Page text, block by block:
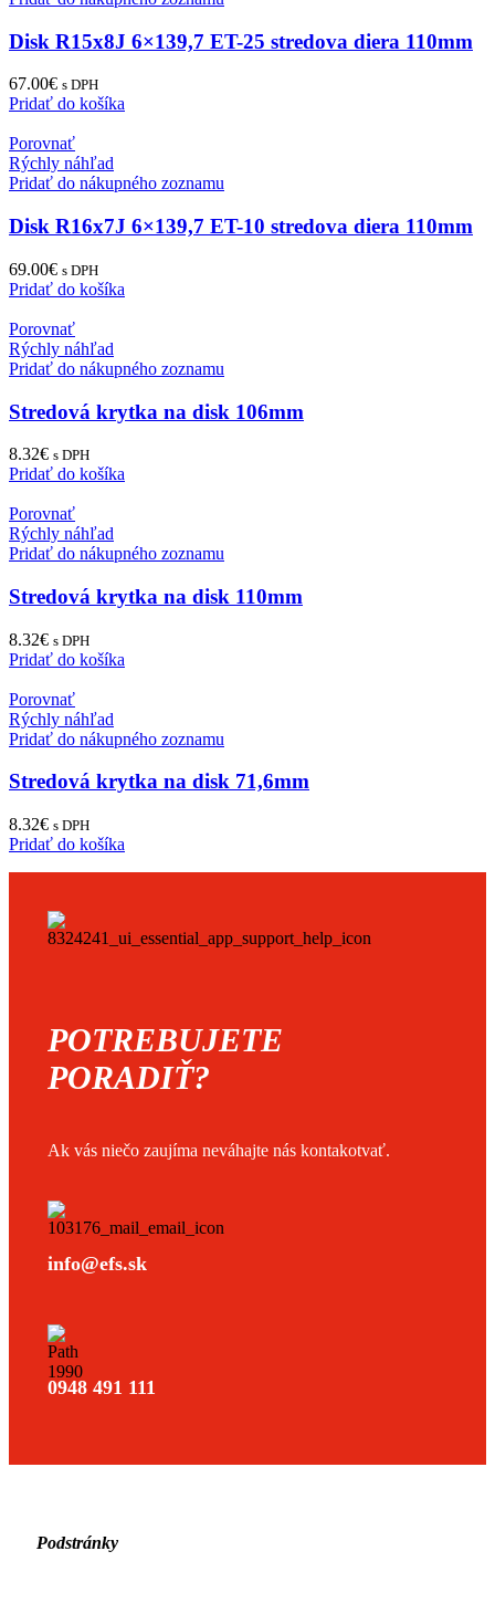
Disk R15x8J 6×139,7 ET-25 stredova diera 110mm
67.00€ s DPH
Pridať do košíka
Porovnať
Rýchly náhľad
Pridať do nákupného zoznamu
Disk R16x7J 6×139,7 ET-10 stredova diera 110mm
69.00€ s DPH
Pridať do košíka
Porovnať
Rýchly náhľad
Pridať do nákupného zoznamu
Stredová krytka na disk 106mm
8.32€ s DPH
Pridať do košíka
Porovnať
Rýchly náhľad
Pridať do nákupného zoznamu
Stredová krytka na disk 110mm
8.32€ s DPH
Pridať do košíka
Porovnať
Rýchly náhľad
Pridať do nákupného zoznamu
Stredová krytka na disk 71,6mm
8.32€ s DPH
Pridať do košíka
POTREBUJETE
PORADIŤ?
Ak vás niečo zaujíma neváhajte nás kontakotvať.
info@efs.sk
0948 491 111
Podstránky